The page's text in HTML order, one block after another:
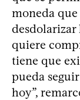
moneda
desdolarizar
quiere
tiene que
pueda
hoy”,